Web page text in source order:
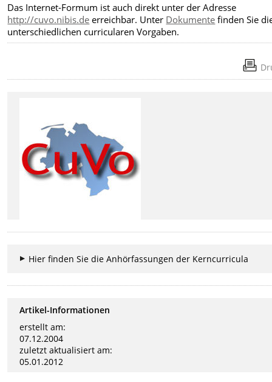
Das Internet-Formum ist auch direkt unter der Adresse
http://cuvo.nibis.de erreichbar. Unter Dokumente finden Sie
unterschiedlichen curricularen Vorgaben.
Hier finden Sie die Anhörfassungen der Kerncurricula
Artikel-Informationen
erstellt am:
07.12.2004
zuletzt aktualisiert am:
05.01.2012